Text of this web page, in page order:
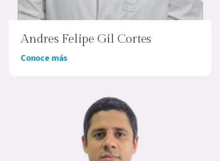
Andres Felipe Gil Cortes
Conoce más